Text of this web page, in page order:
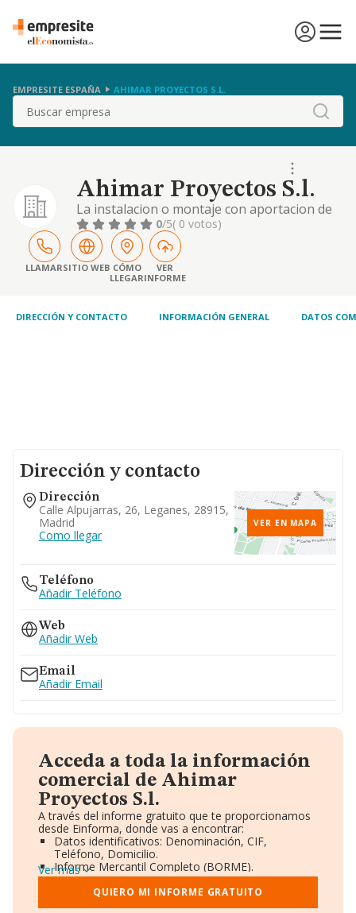
EMPRESITE ESPAÑA AHIMAR PROYECTOS S.L.
Buscar
Ahimar Proyectos S.l.
La instalacion o montaje con aportacion de
materiales, la puesta en funcionamiento,
reparacion o mantenimiento de todo tipo de
instalaciones de agua, gas.
0/5( 0 votos)
LLAMARSITIO WEB CÓMO
LLEGAR
VER
INFORME
DIRECCIÓN Y CONTACTO INFORMACIÓN GENERAL DATOS
Dirección y contacto
Dirección
Calle Alpujarras, 26, Leganes, 28915,
Madrid
Como llegar
VER EN MAPA
Teléfono
Añadir Teléfono
Web
Añadir Web
Email
Añadir Email
Acceda a toda la información
comercial de Ahimar
Proyectos S.l.
A través del informe gratuito que te proporcionamos
desde Einforma, donde vas a encontrar:
Datos identificativos: Denominación, CIF,
Teléfono, Domicilio.
Informe Mercantil Completo (BORME).
Gráficos de Evolución Ventas y Empleados.
Consejo de Administración y Administradores.
Directivos y Ejecutivos.
Ver más
QUIERO MI INFORME GRATUITO